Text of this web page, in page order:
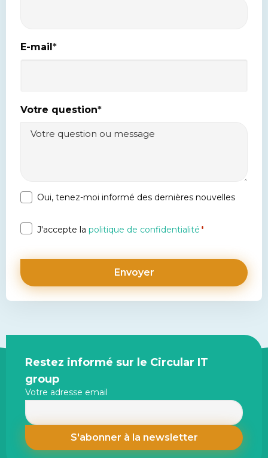
E-mail *
Votre question*
Bulletin
Oui, tenez-moi informé des dernières nouvelles
Politique
confidentialité
*
J'accepte la politique de confidentialité*
Site
footer
Restez informé sur le Circular IT
group
Votre adresse email